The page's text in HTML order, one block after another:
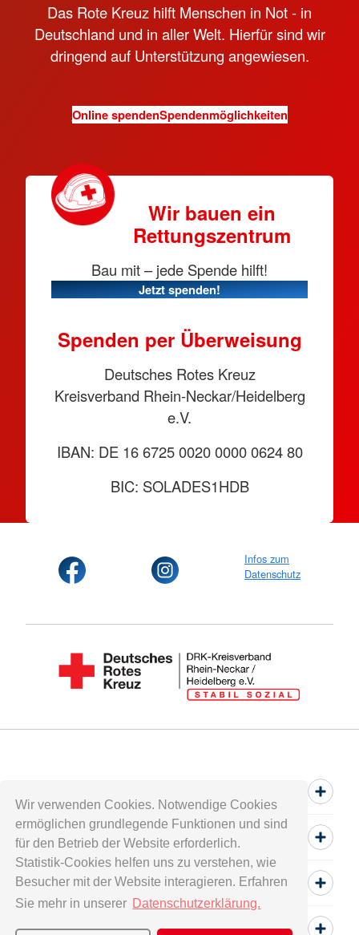
Wir verwenden Cookies. Notwendige Cookies
ermöglichen grundlegende Funktionen und sind
für den Betrieb der Website erforderlich.
Statistik-Cookies helfen uns zu verstehen, wie
Besucher mit der Website interagieren. Erfahren
Sie mehr in unserer Datenschutzerklärung.
Das Rote Kreuz hilft Menschen in Not - in
Deutschland und in aller Welt. Hierfür sind wir
dringend auf Unterstützung angewiesen.
Online spendenSpendenmöglichkeiten
Wir bauen ein
Rettungszentrum
Bau mit – jede Spende hilft!
Jetzt spenden!
Spenden per Überweisung
Deutsches Rotes Kreuz
Kreisverband Rhein-Neckar/Heidelberg
e.V.
IBAN: DE 16 6725 0020 0000 0624 80
BIC: SOLADES1HDB
Infos zum
Datenschutz
Mitwirken
Informieren
Service